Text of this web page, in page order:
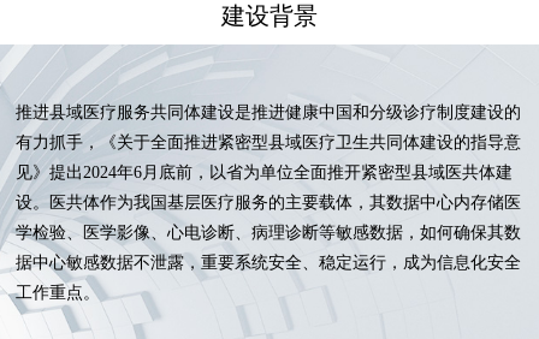
建设背景
推进县域医疗服务共同体建设是推进健康中国和分级诊疗制度建设的
有力抓手，《关于全面推进紧密型县域医疗卫生共同体建设的指导意
见》提出2024年6月底前，以省为单位全面推开紧密型县域医共体建
设。医共体作为我国基层医疗服务的主要载体，其数据中心内存储医
学检验、医学影像、心电诊断、病理诊断等敏感数据，如何确保其数
据中心敏感数据不泄露，重要系统安全、稳定运行，成为信息化安全
工作重点。